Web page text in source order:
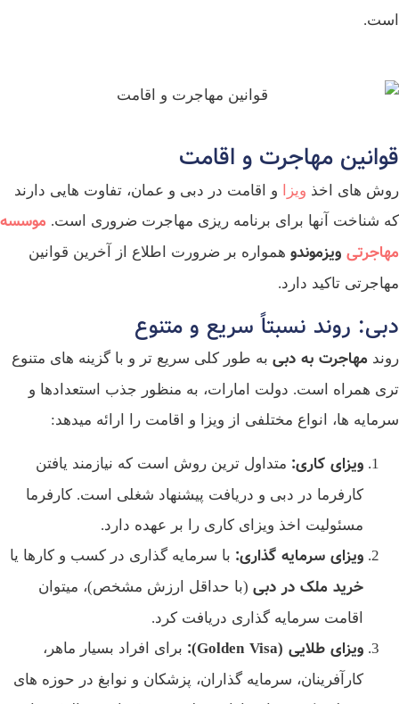
است.
قوانین مهاجرت و اقامت
روش‌ های اخذ ویزا
و اقامت در دبی و عمان، تفاوت‌ هایی دارند
که شناخت آنها برای برنامه‌ ریزی مهاجرت ضروری است. موسسه
مهاجرتی ویزموندو همواره بر ضرورت اطلاع از آخرین قوانین
مهاجرتی تاکید دارد.
دبی: روند نسبتاً سریع و متنوع
روند مهاجرت به دبی به طور کلی سریع‌ تر و با گزینه‌ های متنوع‌
تری همراه است. دولت امارات، به منظور جذب استعدادها و
سرمایه‌ ها، انواع مختلفی از ویزا و اقامت را ارائه میدهد:
ویزای کاری: متداول‌ ترین روش است که نیازمند یافتن
کارفرما در دبی و دریافت پیشنهاد شغلی است. کارفرما
مسئولیت اخذ ویزای کاری را بر عهده دارد.
ویزای سرمایه‌ گذاری: با سرمایه‌ گذاری در کسب‌ و کارها یا
خرید ملک در دبی (با حداقل ارزش مشخص)، میتوان
اقامت سرمایه‌ گذاری دریافت کرد.
ویزای طلایی (Golden Visa):
برای افراد بسیار ماهر،
کارآفرینان، سرمایه‌ گذاران، پزشکان و نوابغ در حوزه‌ های